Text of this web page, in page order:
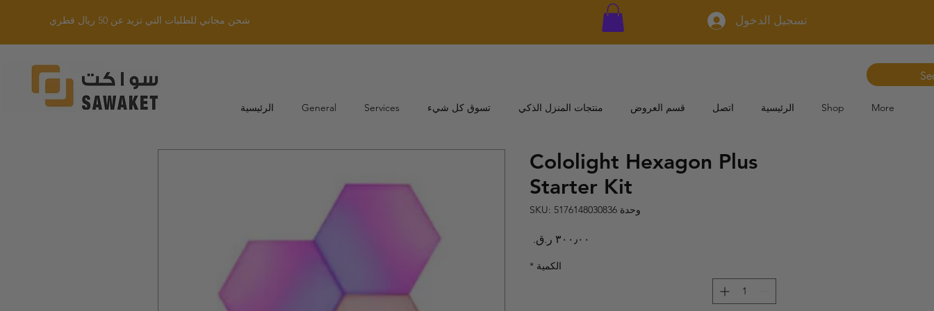
شحن مجاني للطلبات التي تزيد عن 50 ريال قطري تسجيل الدخول
Cololight Hexagon Plus
Starter Kit
وحدة SKU: 5176148030836
الكمية *
الرئيسية General Services تسوق كل شيء منتجات المنزل الذكي قسم العروض اتصل الرئيسية Shop More